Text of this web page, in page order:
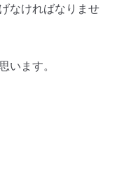
なければなりませ
います。